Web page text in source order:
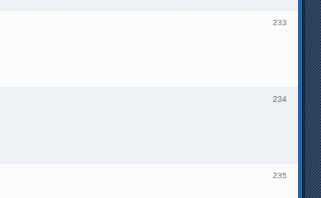
233
234
235